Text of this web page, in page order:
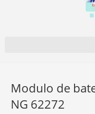
Modulo de
NG 62272